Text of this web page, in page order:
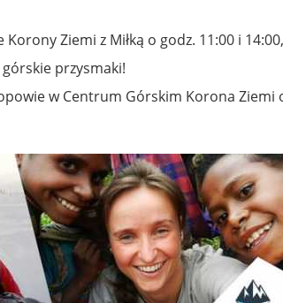
Ziemi z Miłką o godz. 11:00 i
przysmaki!
w Centrum Górskim Korona Ziemi